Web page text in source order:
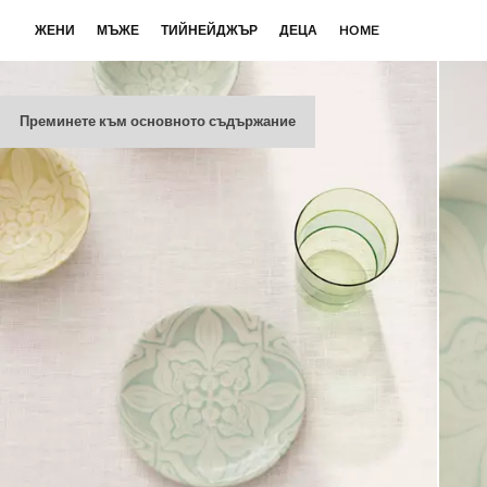
Преминете към основното съдържание
ЖЕНИ МЪЖЕ ТИЙНЕЙДЖЪР ДЕЦА HOME